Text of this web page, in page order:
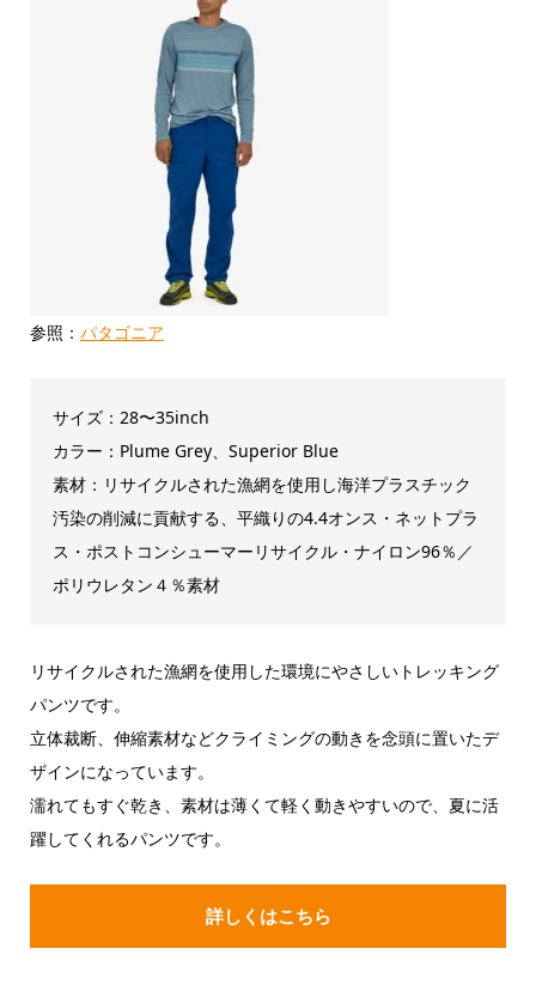
参照： パタゴニア
サイズ：28〜35inch
カラー：Plume Grey、Superior Blue
素材：リサイクルされた漁網を使用し海洋プラスチック
汚染の削減に貢献する、平織りの4.4オンス・ネットプラ
ス・ポストコンシューマーリサイクル・ナイロン96％／
ポリウレタン４％素材
リサイクルされた漁網を使用した環境にやさしいトレッキング
パンツです。
立体裁断、伸縮素材などクライミングの動きを念頭に置いたデ
ザインになっています。
濡れてもすぐ乾き、素材は薄くて軽く動きやすいので、夏に活
躍してくれるパンツです。
詳しくはこちら